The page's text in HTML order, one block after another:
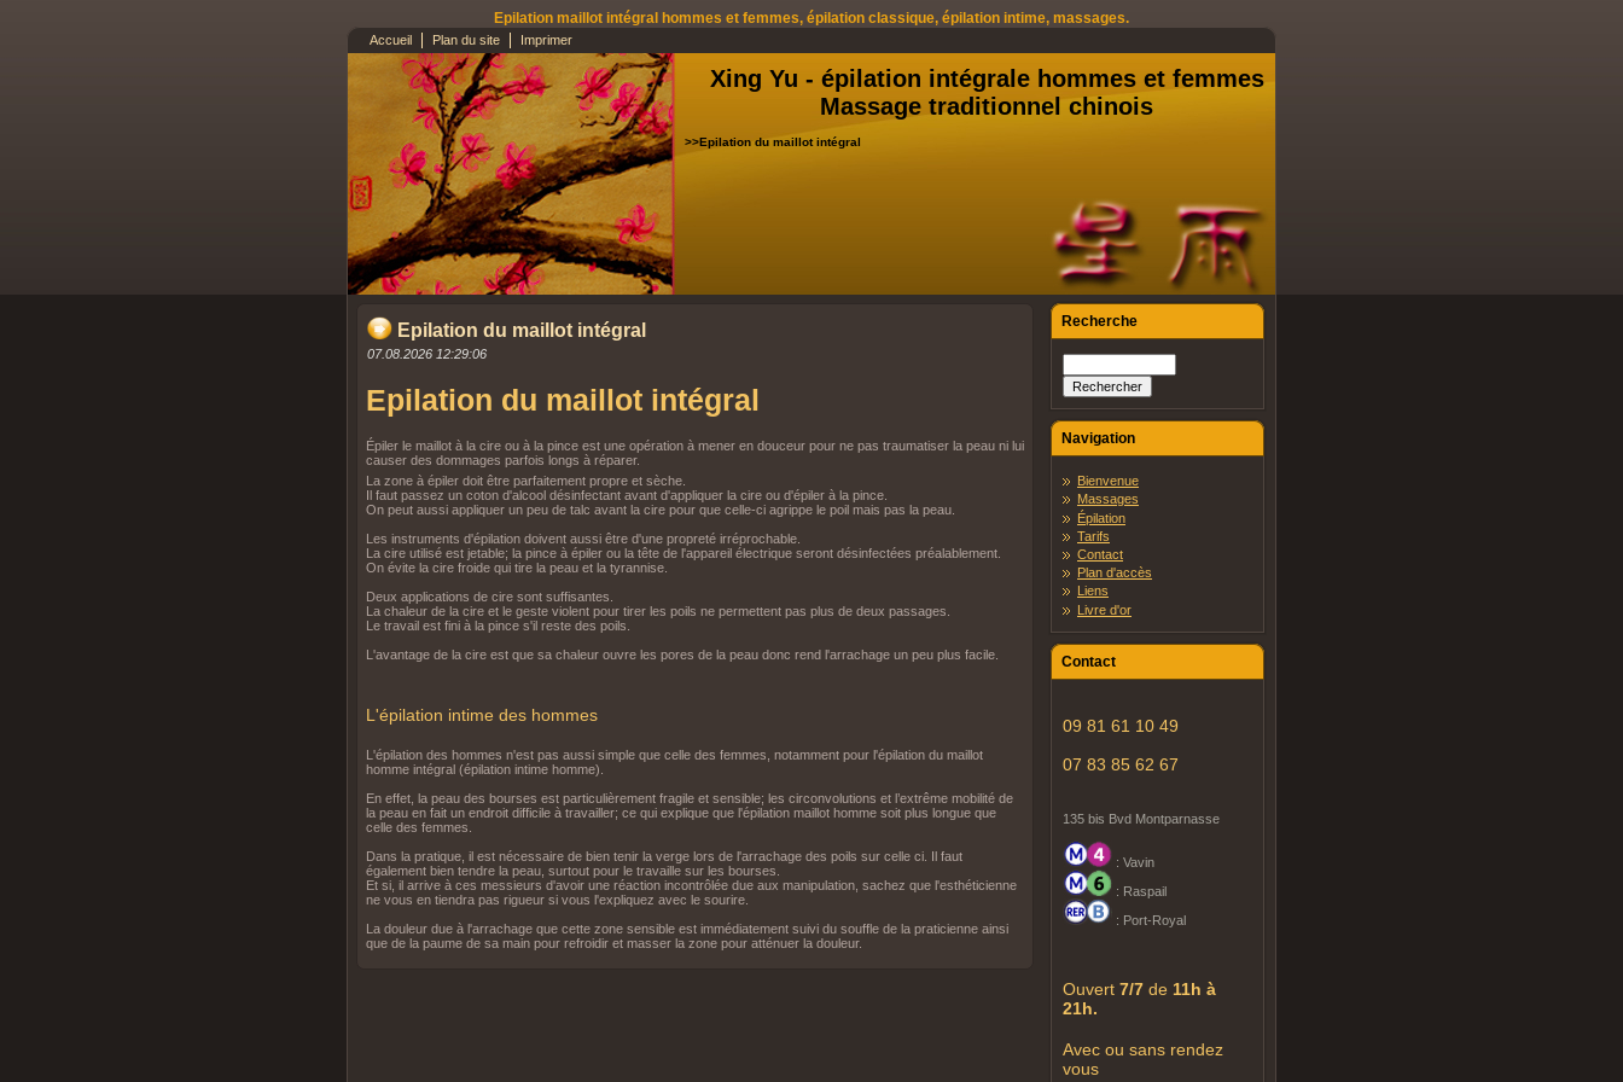
Epilation maillot intégral hommes et femmes, épilation classique, épilation intime, massages.
Accueil Plan du site Imprimer
Xing Yu - épilation intégrale hommes et femmes
Massage traditionnel chinois
>>Epilation du maillot intégral
Epilation du maillot intégral
07.08.2026 12:29:06
Epilation du maillot intégral
Épiler le maillot à la cire ou à la pince est une opération à mener en douceur pour ne pas traumatiser la peau ni lui
causer des dommages parfois longs à réparer.
La zone à épiler doit être parfaitement propre et sèche.
Il faut passez un coton d'alcool désinfectant avant d'appliquer la cire ou d'épiler à la pince.
On peut aussi appliquer un peu de talc avant la cire pour que celle-ci agrippe le poil mais pas la peau.
Les instruments d'épilation doivent aussi être d'une propreté irréprochable.
La cire utilisé est jetable; la pince à épiler ou la tête de l'appareil électrique seront désinfectées préalablement.
On évite la cire froide qui tire la peau et la tyrannise.
Deux applications de cire sont suffisantes.
La chaleur de la cire et le geste violent pour tirer les poils ne permettent pas plus de deux passages.
Le travail est fini à la pince s'il reste des poils.
L'avantage de la cire est que sa chaleur ouvre les pores de la peau donc rend l'arrachage un peu plus facile.
L'épilation intime des hommes
L'épilation des hommes n'est pas aussi simple que celle des femmes, notamment pour l'épilation du maillot
homme intégral (épilation intime homme).
En effet, la peau des bourses est particulièrement fragile et sensible; les circonvolutions et l’extrême mobilité de
la peau en fait un endroit difficile à travailler; ce qui explique que l'épilation maillot homme soit plus longue que
celle des femmes.
Dans la pratique, il est nécessaire de bien tenir la verge lors de l'arrachage des poils sur celle ci. Il faut
également bien tendre la peau, surtout pour le travaille sur les bourses.
Et si, il arrive à ces messieurs d'avoir une réaction incontrôlée due aux manipulation, sachez que l'esthéticienne
ne vous en tiendra pas rigueur si vous l'expliquez avec le sourire.
La douleur due à l'arrachage que cette zone sensible est immédiatement suivi du souffle de la praticienne ainsi
que de la paume de sa main pour refroidir et masser la zone pour atténuer la douleur.
Recherche
Navigation
Bienvenue
Massages
Épilation
Tarifs
Contact
Plan d'accès
Liens
Livre d'or
Contact
09 81 61 10 49
07 83 85 62 67
135 bis Bvd Montparnasse
: Vavin
: Raspail
: Port-Royal
Ouvert 7/7 de 11h à
21h.
Avec ou sans rendez
vous